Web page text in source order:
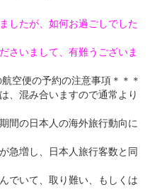
したが、如何お過ごしでした
さいまして、有難うございま
便の予約の注意事項＊＊＊
、混み合いますので通常より
間の日本人の海外旅行動向に
急増し、日本人旅行客数と同
でいて、取り難い、もしくは